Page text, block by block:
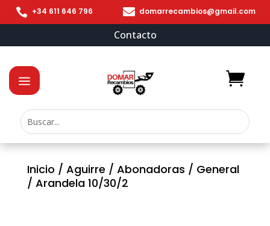
 +34 611 646 796  domarrecambios@gmail.com
Contacto
Inicio / Aguirre / Abonadoras / General
/ Arandela 10/30/2